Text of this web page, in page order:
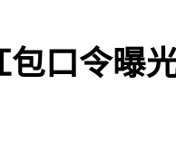
包口令曝